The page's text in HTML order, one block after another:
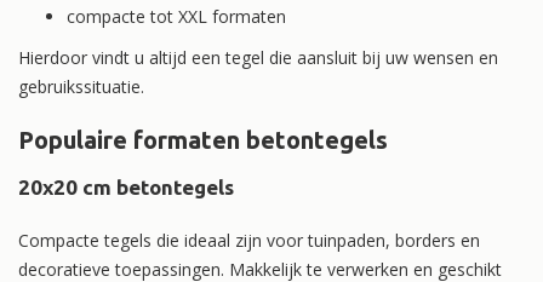
compacte tot XXL formaten
Hierdoor vindt u altijd een tegel die aansluit bij uw wensen en
gebruikssituatie.
Populaire formaten betontegels
20x20 cm betontegels
Compacte tegels die ideaal zijn voor tuinpaden, borders en
decoratieve toepassingen. Makkelijk te verwerken en geschikt